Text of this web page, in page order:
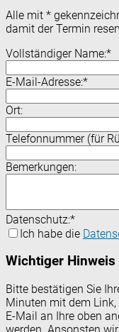
Alle mit *
damit der Termin
Vollständiger Name:*
E-Mail-Adresse:*
Ort:
Telefonnummer (für
Bemerkungen:
Datenschutz:*
Ich habe die
Wichtiger Hinweis
Bitte bestätigen Sie
Minuten mit dem
E-Mail an Ihre oben